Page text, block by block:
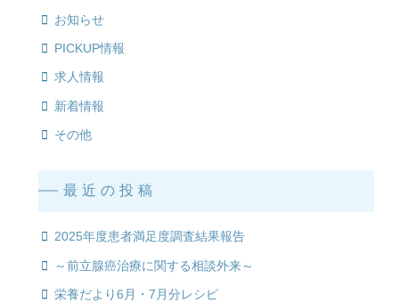
お知らせ
PICKUP情報
求人情報
新着情報
その他
最近の投稿
2025年度患者満足度調査結果報告
～前立腺癌治療に関する相談外来～
栄養だより6月・7月分レシピ